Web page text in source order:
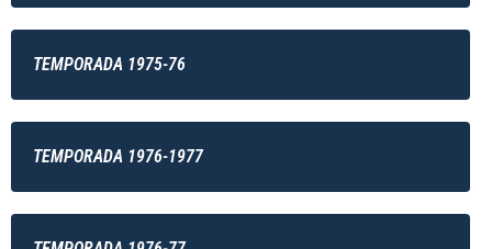
TEMPORADA 1975-76
TEMPORADA 1976-1977